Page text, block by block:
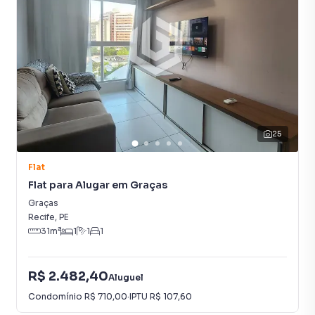
Andar Alto
25
Flat
Flat para Alugar em Graças
Graças
Recife, PE
31m² 1 1 1
R$ 2.482,40Aluguel
Condomínio R$ 710,00·IPTU R$ 107,60